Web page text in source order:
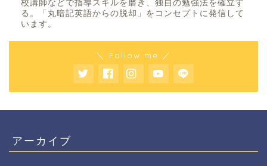
校講師などで指導スキルを磨き、独自の勉強法を確立す
る。「丸暗記英語からの脱却」をコンセプトに発信して
います。
＼ Follow me ／
アーカイブ